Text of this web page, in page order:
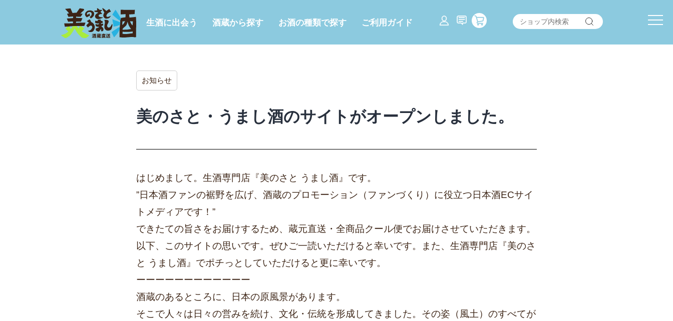
テ
ツ
生酒に出会う 酒蔵から探す お酒の種類で探す ご利用ガイド
お知らせ
美のさと・うまし酒のサイトがオープンしました。
はじめまして。生酒専門店『美のさと うまし酒』です。
”日本酒ファンの裾野を広げ、酒蔵のプロモーション（ファンづくり）に役立つ日本酒ECサイ
トメディアです！”
できたての旨さをお届けするため、蔵元直送・全商品クール便でお届けさせていただきます。
以下、このサイトの思いです。ぜひご一読いただけると幸いです。また、生酒専門店『美のさ
と うまし酒』でポチっとしていただけると更に幸いです。
ーーーーーーーーーーーー
酒蔵のあるところに、日本の原風景があります。
そこで人々は日々の営みを続け、文化・伝統を形成してきました。その姿（風土）のすべてが